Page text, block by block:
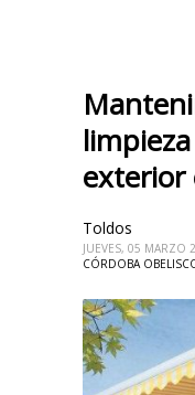
exterior
Toldos
JUEVES, 05 MARZO
CÓRDOBA